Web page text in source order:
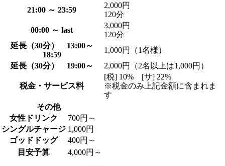
21:00 ～ 23:59
2,000円
120分
00:00 ～ last
3,000円
120分
延長（30分） 13:00～
18:59
1,000円（1名様）
延長（30分） 19:00～
2,000円（2名以上は1,000円）
税金・サービス料
[税] 10% [サ] 22%
※税金のみ上記金額に含まれま
す
その他
女性ドリンク
700円～
シングルチャージ 1,000円
ゴッドドッグ
400円～
目安予算
4,000円～